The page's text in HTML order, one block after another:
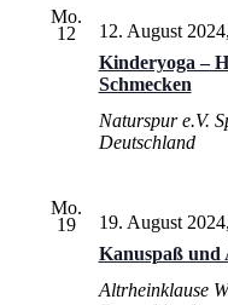
Mo.
12
Kinderyoga –
Schmecken
12. August
Naturspur e.V.
Deutschland
Mo.
19
Kanuspaß und
19. August
Altrheinklause